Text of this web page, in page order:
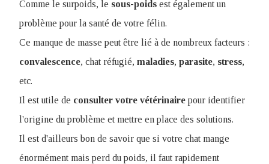
Comme le surpoids, le sous-poids est également un
problème pour la santé de votre félin.
Ce manque de masse peut être lié à de nombreux facteurs :
convalescence, chat réfugié, maladies, parasite, stress,
etc.
Il est utile de consulter votre vétérinaire pour identifier
l'origine du problème et mettre en place des solutions.
Il est d'ailleurs bon de savoir que si votre chat mange
énormément mais perd du poids, il faut rapidement